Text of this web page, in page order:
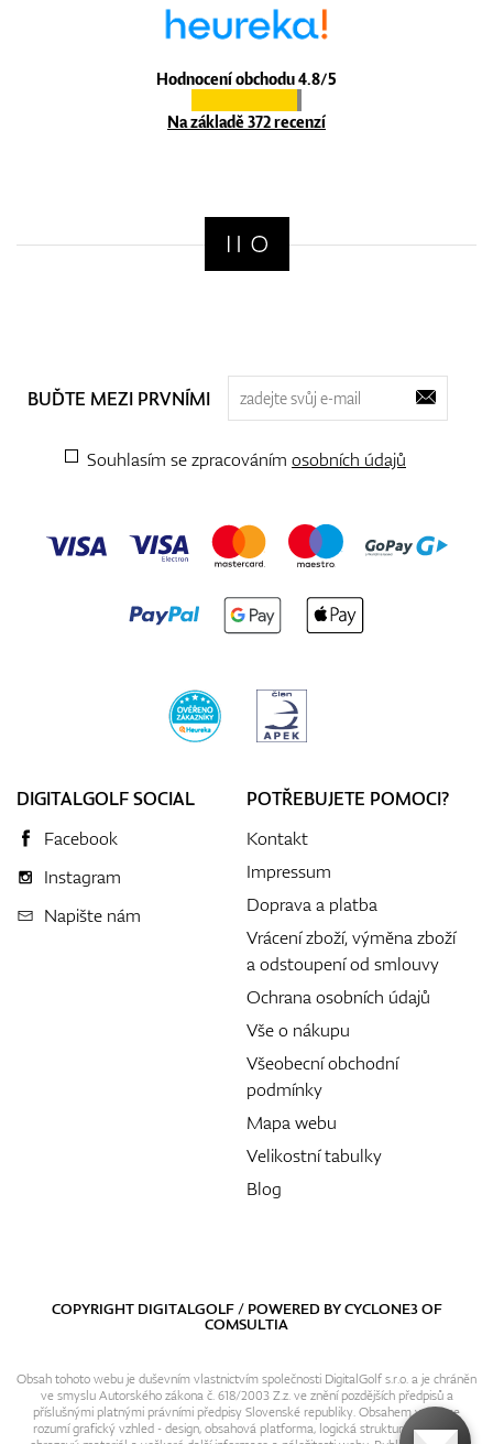
Hodnocení obchodu 4.8/5
Na základě 372 recenzí
BUĎTE MEZI PRVNÍMI
Souhlasím se zpracováním osobních údajů
DIGITALGOLF SOCIAL
Facebook
Instagram
Napište nám
POTŘEBUJETE POMOCI?
Kontakt
Impressum
Doprava a platba
Vrácení zboží, výměna zboží
a odstoupení od smlouvy
Ochrana osobních údajů
Vše o nákupu
Všeobecní obchodní
podmínky
Mapa webu
Velikostní tabulky
Blog
COPYRIGHT DIGITALGOLF / POWERED BYCYCLONE3OF
COMSULTIA
Obsah tohoto webu je duševním vlastnictvím společnosti DigitalGolf s.r.o. a je chráněn
ve smyslu Autorského zákona č. 618/2003 Z.z. ve znění pozdějších předpisů a
příslušnými platnými právními předpisy Slovenské republiky. Obsahem webu se
rozumí grafický vzhled - design, obsahová platforma, logická struktura, textový i